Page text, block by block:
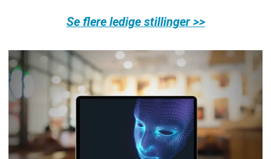
Se flere ledige stillinger >>